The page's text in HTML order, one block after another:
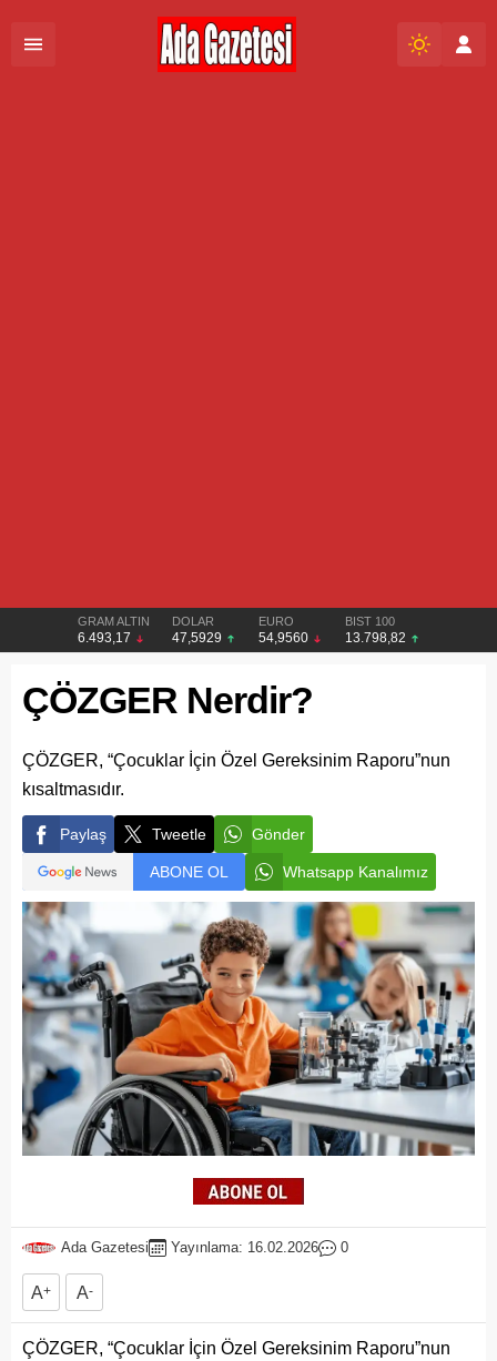
GRAM ALTIN
6.493,17
DOLAR
47,5929
EURO
54,9560
BIST 100
13.798,82
ÇÖZGER Nerdir?
ÇÖZGER, “Çocuklar İçin Özel Gereksinim Raporu”nun
kısaltmasıdır.
Paylaş Tweetle Gönder
ABONE OL Whatsapp Kanalımız
Ada Gazetesi Yayınlama: 16.02.2026 0
A+ A-
ÇÖZGER, “Çocuklar İçin Özel Gereksinim Raporu”nun